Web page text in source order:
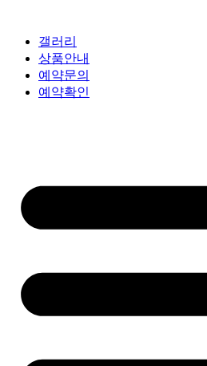
갤러리
상품안내
예약문의
예약확인